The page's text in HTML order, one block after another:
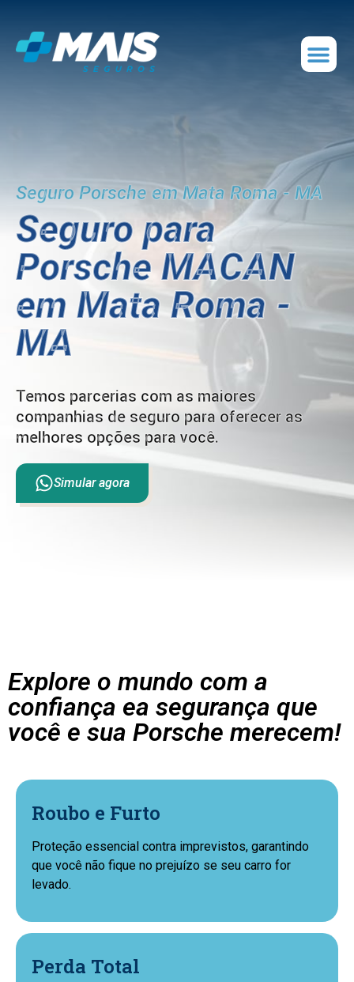
Seguro Porsche em Mata Roma - MA
Seguro para
Porsche MACAN
em Mata Roma -
MA
Temos parcerias com as maiores
companhias de seguro para oferecer as
melhores opções para você.
Simular agora
Explore o mundo com a
confiança ea segurança que
você e sua Porsche merecem!
Roubo e Furto
Proteção essencial contra imprevistos, garantindo
que você não fique no prejuízo se seu carro for
levado.
Perda Total